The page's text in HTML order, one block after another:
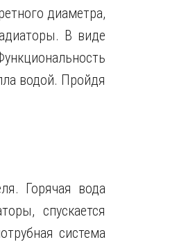
диаметра,
В виде
водой. Пройдя
Горячая вода
спускается
система